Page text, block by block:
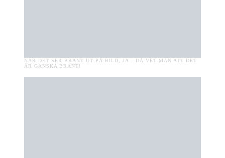
NÄR DET SER BRANT UT PÅ BILD, JA – DÅ VET MAN ATT DET
ÄR GANSKA BRANT!